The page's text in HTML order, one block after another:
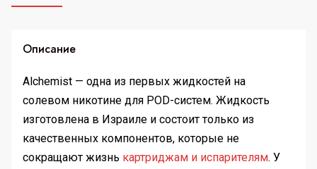
Описание
Alchemist — одна из первых жидкостей на
солевом никотине для POD-систем. Жидкость
изготовлена в Израиле и состоит только из
качественных компонентов, которые не
сокращают жизнь картриджам и испарителям. У